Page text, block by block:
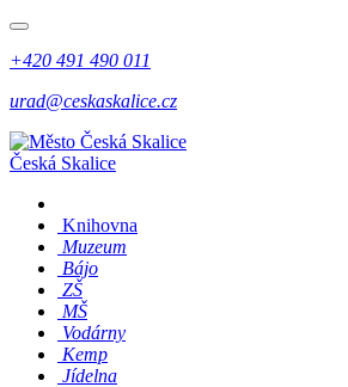
+420 491 490 011
urad@ceskaskalice.cz
Česká Skalice
Knihovna
Muzeum
Bájo
ZŠ
MŠ
Vodárny
Kemp
Jídelna